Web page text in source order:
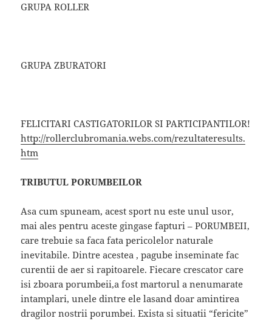
GRUPA ROLLER
GRUPA ZBURATORI
FELICITARI CASTIGATORILOR SI PARTICIPANTILOR!
http://rollerclubromania.webs.com/rezultateresults.
htm
TRIBUTUL PORUMBEILOR
Asa cum spuneam, acest sport nu este unul usor,
mai ales pentru aceste gingase fapturi – PORUMBEII,
care trebuie sa faca fata pericolelor naturale
inevitabile. Dintre acestea , pagube inseminate fac
curentii de aer si rapitoarele. Fiecare crescator care
isi zboara porumbeii,a fost martorul a nenumarate
intamplari, unele dintre ele lasand doar amintirea
dragilor nostrii porumbei. Exista si situatii “fericite”